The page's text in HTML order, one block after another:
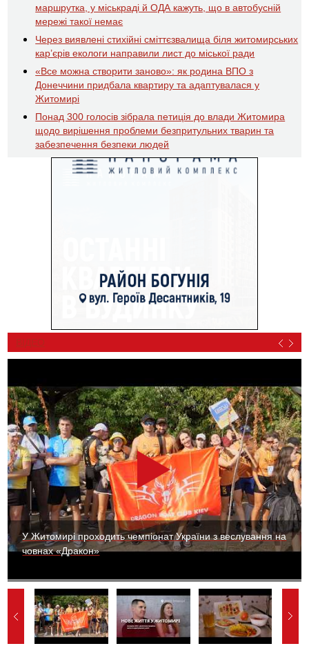
маршрутка, у міськраді й ОДА кажуть, що в автобусній
мережі такої немає
Через виявлені стихійні сміттєзвалища біля житомирських
кар’єрів екологи направили лист до міської ради
«Все можна створити заново»: як родина ВПО з
Донеччини придбала квартиру та адаптувалася у
Житомирі
Понад 300 голосів зібрала петиція до влади Житомира
щодо вирішення проблеми безпритульних тварин та
забезпечення безпеки людей
ВІДЕО
У Житомирі проходить чемпіонат України з веслування на
човнах «Дракон»